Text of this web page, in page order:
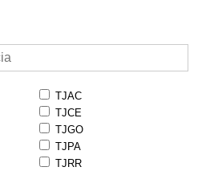
TJAC
TJCE
TJGO
TJPA
TJRR